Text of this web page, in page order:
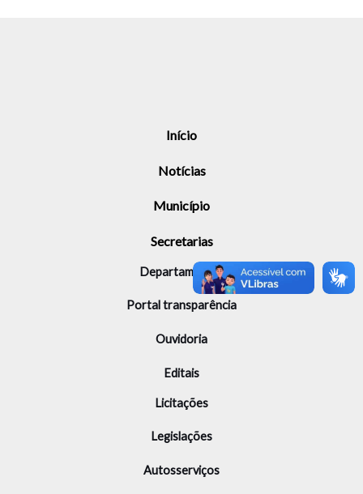
Início
Notícias
Município
Secretarias
Departamentos
Portal transparência
Ouvidoria
Editais
Licitações
Legislações
Autosserviços